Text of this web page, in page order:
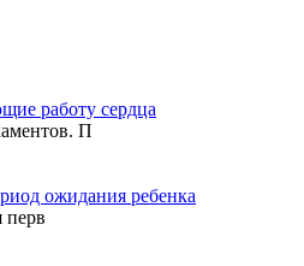
работу сердца
П
ожидания ребенка
перв